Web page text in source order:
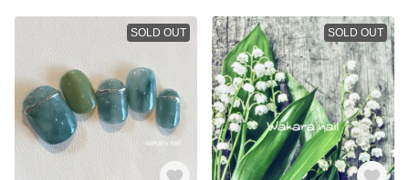
SOLD OUT SOLD OUT